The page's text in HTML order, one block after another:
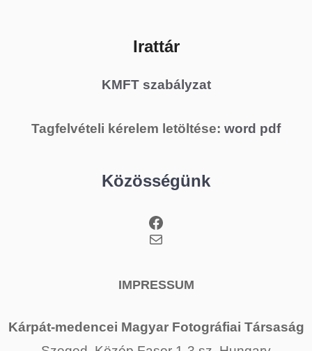
Irattár
KMFT szabályzat
Tagfelvételi kérelem letöltése: word pdf
Közösségünk
Facebook
Mail
IMPRESSUM
Kárpát-medencei Magyar Fotográfiai Társaság